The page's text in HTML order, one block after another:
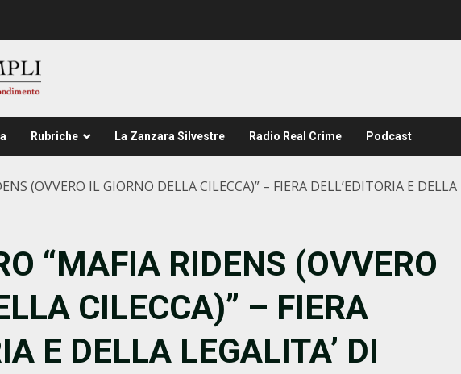
Rubriche La Zanzara Silvestre Radio Real Crime Podcast
(OVVERO IL GIORNO DELLA CILECCA)” – FIERA DELL’EDITORIA E
“MAFIA RIDENS (OVVERO
CILECCA)” – FIERA
E DELLA LEGALITA’ DI